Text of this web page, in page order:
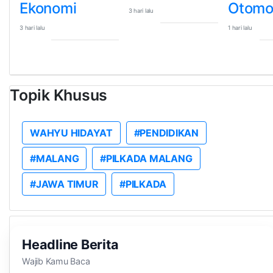
Ekonomi
3 hari lalu
3 hari lalu
1 hari lalu
Topik Khusus
WAHYU HIDAYAT #PENDIDIKAN
#MALANG #PILKADA MALANG
#JAWA TIMUR #PILKADA
Headline Berita
Wajib Kamu Baca